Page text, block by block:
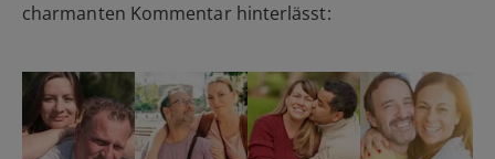
charmanten Kommentar hinterlässt: